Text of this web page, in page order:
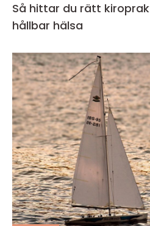
Så hittar du rätt
hållbar hälsa